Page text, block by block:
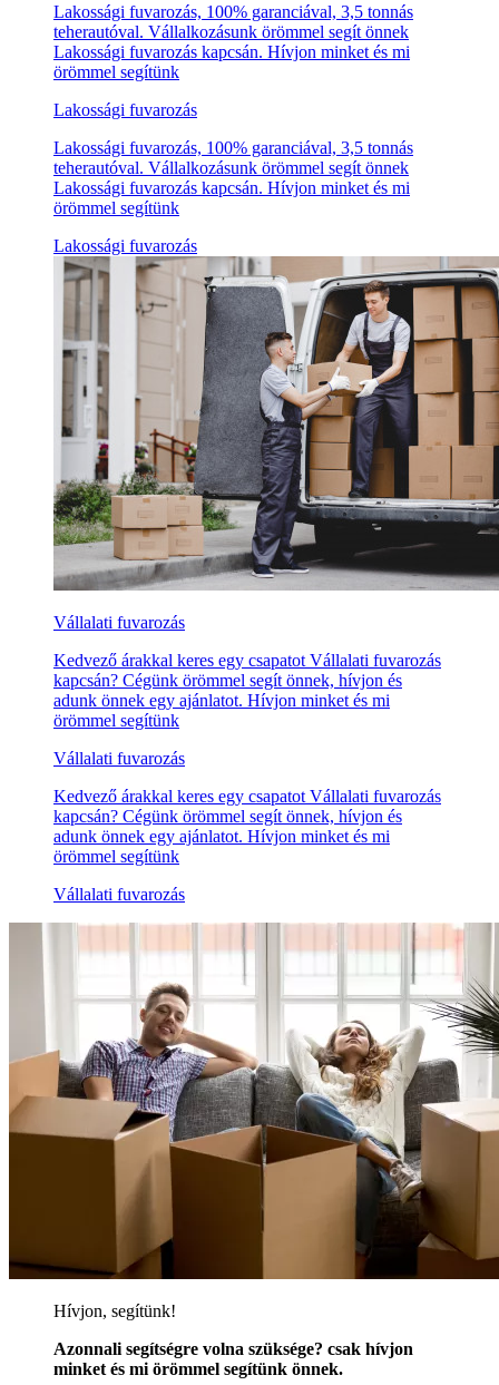
Lakossági fuvarozás, 100% garanciával, 3,5 tonnás
teherautóval. Vállalkozásunk örömmel segít önnek
Lakossági fuvarozás kapcsán. Hívjon minket és mi
örömmel segítünk
Lakossági fuvarozás
Lakossági fuvarozás, 100% garanciával, 3,5 tonnás
teherautóval. Vállalkozásunk örömmel segít önnek
Lakossági fuvarozás kapcsán. Hívjon minket és mi
örömmel segítünk
Lakossági fuvarozás
Vállalati fuvarozás
Kedvező árakkal keres egy csapatot Vállalati fuvarozás
kapcsán? Cégünk örömmel segít önnek, hívjon és
adunk önnek egy ajánlatot. Hívjon minket és mi
örömmel segítünk
Vállalati fuvarozás
Kedvező árakkal keres egy csapatot Vállalati fuvarozás
kapcsán? Cégünk örömmel segít önnek, hívjon és
adunk önnek egy ajánlatot. Hívjon minket és mi
örömmel segítünk
Vállalati fuvarozás
Hívjon, segítünk!
Azonnali segítségre volna szüksége? csak hívjon
minket és mi örömmel segítünk önnek.